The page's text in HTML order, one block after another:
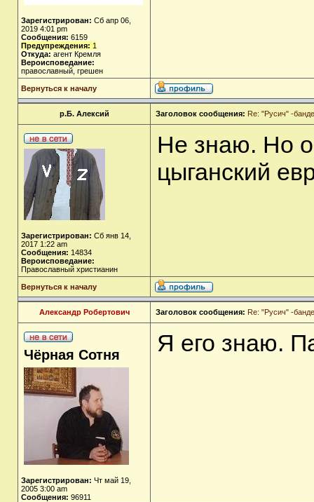
Зарегистрирован: Сб апр 06,
2019 4:01 pm
Сообщения: 6159
Предупреждения: 1
Откуда: агент Кремля
Вероисповедание:
православный, грешен
Вернуться к началу
р.Б. Алексий Заголовок сообщения: Re: "Русич" -
Зарегистрирован: Сб янв 14,
2017 1:22 am
Сообщения: 14834
Вероисповедание:
Православный христианин
Не знаю. Но
цыганский
Вернуться к началу
Александр Робертович Заголовок сообщения: Re: "Русич" -
Чёрная Сотня
Зарегистрирован: Чт май 19,
2005 3:00 am
Сообщения: 96911
Я его знаю.